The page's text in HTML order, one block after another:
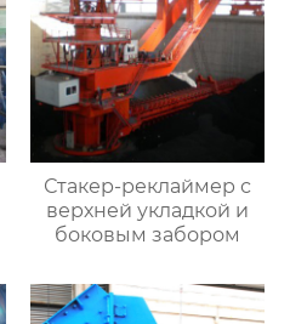
Стакер-реклаймер с
верхней укладкой и
боковым забором